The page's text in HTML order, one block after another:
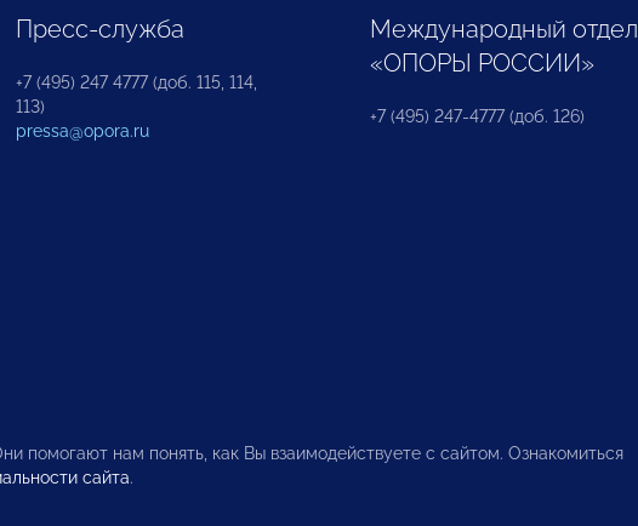
Пресс-служба
+7 (495) 247 4777 (доб. 115, 114,
113)
pressa@opora.ru
Международный отдел
«ОПОРЫ РОССИИ»
+7 (495) 247-4777 (доб. 126)
помогают нам понять, как Вы взаимодействуете с сайтом. Ознакомиться
сайта.